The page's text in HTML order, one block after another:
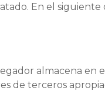
En el
almacena en
de terceros